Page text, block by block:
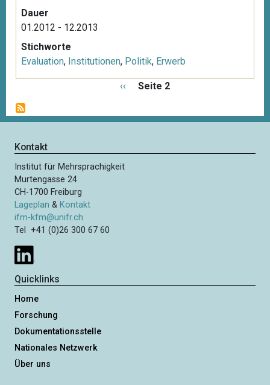
Dauer
01.2012 - 12.2013
Stichworte
Evaluation, Institutionen, Politik, Erwerb
i
t
n
n
u
m
m
e
r
i
e
u
n
g
V
r
i
‹‹ Seite 2
Kontakt
Institut für Mehrsprachigkeit
Murtengasse 24
CH-1700 Freiburg
Lageplan &Kontakt
ifm-kfm@unifr.ch
Tel +41 (0)26 300 67 60
Quicklinks
Home
Forschung
Dokumentationsstelle
Nationales Netzwerk
Über uns